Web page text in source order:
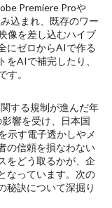
Premiere Proや
込まれ、既存のワー
像を差し込むハイブ
にゼロからAIで作る
AIで補完したり、
。
する規制が進んだ年
響を受け、日本国
示す電子透かしやメ
の信頼を損なわない
をどう取るかが、企
なっています。次の
秘訣について深掘り